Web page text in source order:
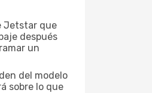
Jetstar que
después
un
del modelo
sobre lo que